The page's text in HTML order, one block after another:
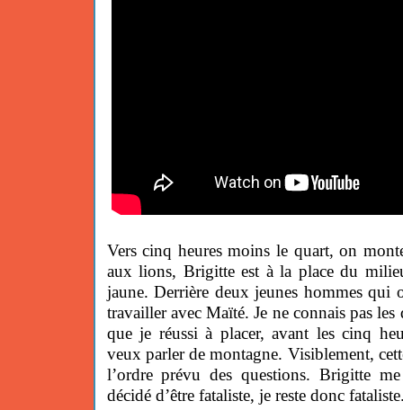
Vers cinq heures moins le quart, on
aux lions, Brigitte est à la place du
jaune. Derrière deux jeunes hommes
travailler avec Maïté. Je ne connais pas les
que je réussi à placer, avant les cinq
veux parler de montagne. Visiblement,
l’ordre prévu des questions. Brigitte
décidé d’être fataliste, je reste donc